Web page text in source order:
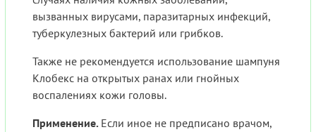
вызванных вирусами, паразитарных инфекций,
туберкулезных бактерий или грибков.
Также не рекомендуется использование шампуня
Клобекс на открытых ранах или гнойных
воспалениях кожи головы.
Применение. Если иное не предписано врачом,